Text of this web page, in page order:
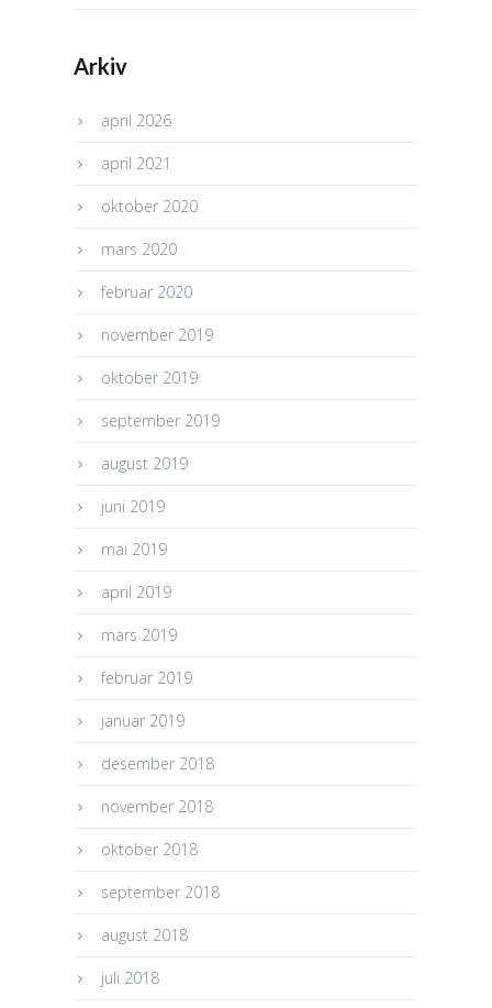
Arkiv
april 2026
april 2021
oktober 2020
mars 2020
februar 2020
november 2019
oktober 2019
september 2019
august 2019
juni 2019
mai 2019
april 2019
mars 2019
februar 2019
januar 2019
desember 2018
november 2018
oktober 2018
september 2018
august 2018
juli 2018